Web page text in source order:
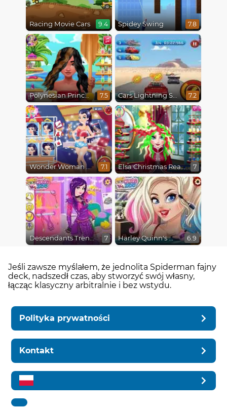
Racing Movie Cars 9.4 Spidey Swing 7.8
Polynesian Princess Real Haircuts 7.5 Cars Lightning Speed 7.2
Wonder Woman Fashion Event 7.1 Elsa Christmas Real Haircuts 7
Descendants Trendsetters 7 Harley Quinn's Modern Makeover 6.9
Jeśli zawsze myślałem, że jednolita Spiderman fajny
deck, nadszedł czas, aby stworzyć swój własny,
łącząc klasyczny arbitralnie i bez wstydu.
Polityka prywatności
Kontakt